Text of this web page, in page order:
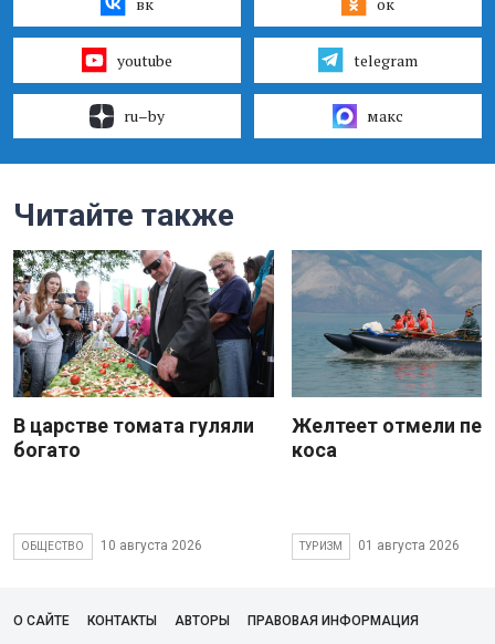
youtube telegram
ru–by макс
Читайте также
В царстве томата гуляли
богато
ОБЩЕСТВО 10 августа 2026
Желтеет отмели
коса
ТУРИЗМ 01 августа 2026
О САЙТЕ КОНТАКТЫ АВТОРЫ ПРАВОВАЯ ИНФОРМАЦИЯ